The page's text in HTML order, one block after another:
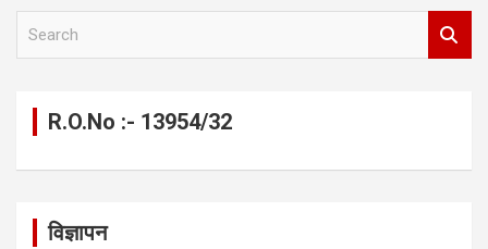
R.O.No :- 13954/32
विज्ञापन